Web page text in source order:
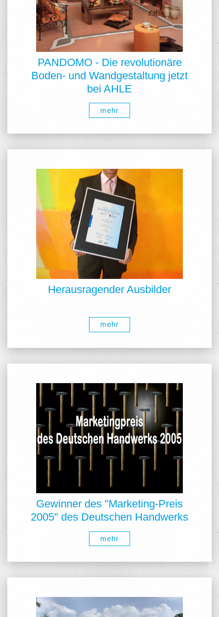
PANDOMO - Die revolutionäre
Boden- und Wandgestaltung jetzt
bei AHLE
mehr
Herausragender Ausbilder
mehr
Gewinner des "Marketing-Preis
2005" des Deutschen Handwerks
mehr